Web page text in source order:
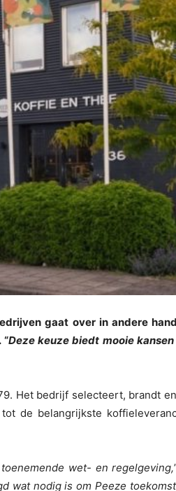
gaat over in andere
Deze keuze biedt mooie
Het bedrijf selecteert, brandt
de belangrijkste
wet- en regelgeving,
wat nodig is om Peeze